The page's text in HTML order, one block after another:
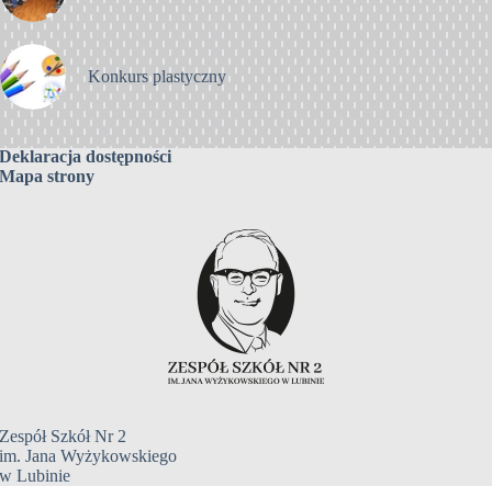
Konkurs plastyczny
Deklaracja dostępności
Mapa strony
Zespół Szkół Nr 2
im. Jana Wyżykowskiego
w Lubinie